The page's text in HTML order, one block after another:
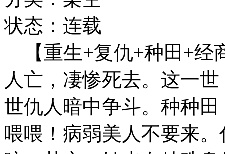
状态：连载
【重生+复仇+种田+经
人亡，凄惨死去。这一
世仇人暗中争斗。种种
喂喂！病弱美人不要来